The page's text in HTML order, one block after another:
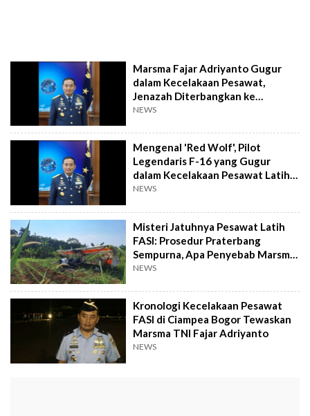
Marsma Fajar Adriyanto Gugur
dalam Kecelakaan Pesawat,
Jenazah Diterbangkan ke
Probolinggo
NEWS
Mengenal 'Red Wolf', Pilot
Legendaris F-16 yang Gugur
dalam Kecelakaan Pesawat Latih
di Bogor
NEWS
Misteri Jatuhnya Pesawat Latih
FASI: Prosedur Praterbang
Sempurna, Apa Penyebab Marsma
Fajar Gugur?
NEWS
Kronologi Kecelakaan Pesawat
FASI di Ciampea Bogor Tewaskan
Marsma TNI Fajar Adriyanto
NEWS